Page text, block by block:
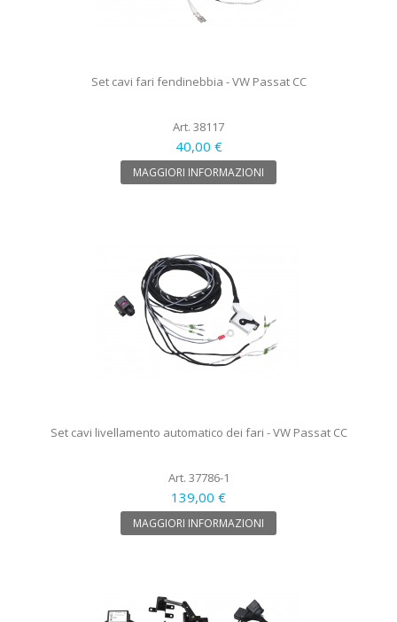
Set cavi fari fendinebbia - VW Passat CC
Art. 38117
40,00 €
MAGGIORI INFORMAZIONI
Set cavi livellamento automatico dei fari - VW Passat CC
Art. 37786-1
139,00 €
MAGGIORI INFORMAZIONI